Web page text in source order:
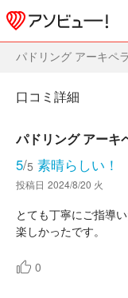
パドリング アーキペ
口コミ詳細
パドリング アーキ
5/5 素晴らしい！
投稿日 2024/8/20 火
とても丁寧にご指導
楽しかったです。
0